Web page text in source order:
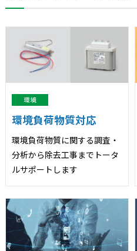
環境
環境負荷物質対応
環境負荷物質に関する調査・
分析から除去工事までトータ
ルサポートします